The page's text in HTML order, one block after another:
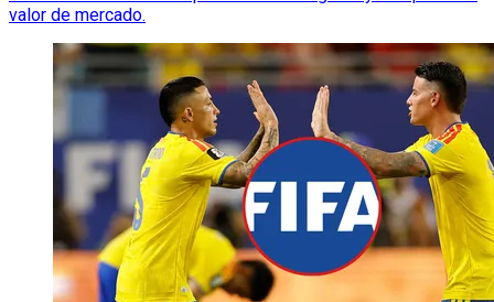
valor de mercado.